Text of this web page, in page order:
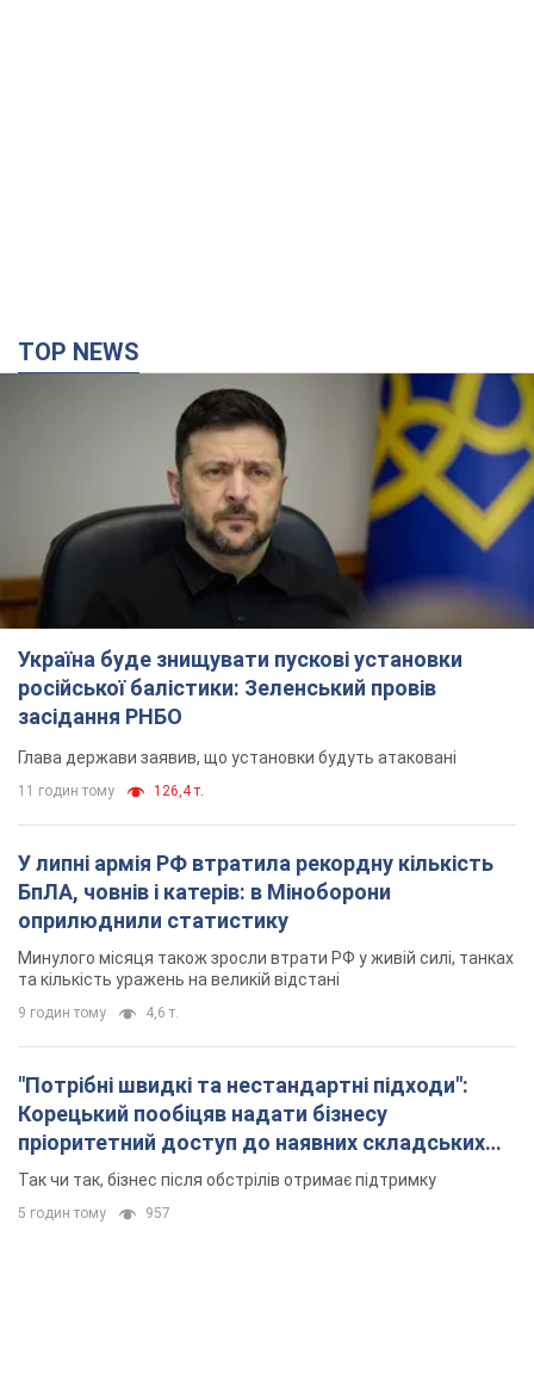
TOP NEWS
Україна буде знищувати пускові установки
російської балістики: Зеленський провів
засідання РНБО
Глава держави заявив, що установки будуть атаковані
11 годин тому 126,4 т.
У липні армія РФ втратила рекордну кількість
БпЛА, човнів і катерів: в Міноборони
оприлюднили статистику
Минулого місяця також зросли втрати РФ у живій силі, танках
та кількість уражень на великій відстані
9 годин тому 4,6 т.
"Потрібні швидкі та нестандартні підходи":
Корецький пообіцяв надати бізнесу
пріоритетний доступ до наявних складських
приміщень
Так чи так, бізнес після обстрілів отримає підтримку
5 годин тому 957